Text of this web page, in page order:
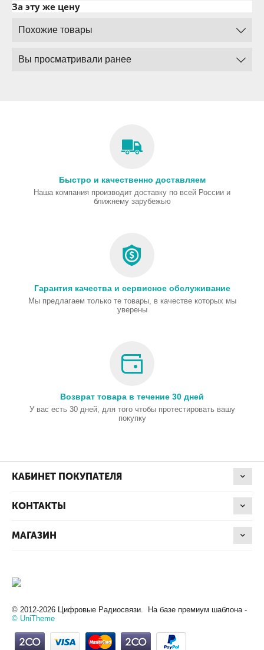
За эту же цену
Похожие товары
Вы просматривали ранее
Быстро и качественно доставляем
Наша компания производит доставку по всей России и
ближнему зарубежью
Гарантия качества и сервисное обслуживание
Мы предлагаем только те товары, в качестве которых мы
уверены
Возврат товара в течение 30 дней
У вас есть 30 дней, для того чтобы протестировать вашу
покупку
КАБИНЕТ ПОКУПАТЕЛЯ
КОНТАКТЫ
МАГАЗИН
© 2012-2026 Цифровые Радиосвязи. На базе премиум шаблона -
© UniTheme